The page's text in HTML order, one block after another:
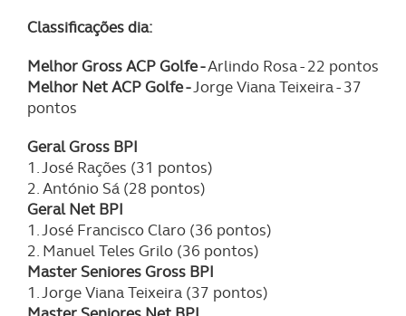
Classificações dia:
Melhor Gross ACP Golfe -Arlindo Rosa - 22 pontos
Melhor Net ACP Golfe -Jorge Viana Teixeira - 37
pontos
Geral Gross BPI
1. José Rações (31 pontos)
2. António Sá (28 pontos)
Geral Net BPI
1. José Francisco Claro (36 pontos)
2. Manuel Teles Grilo (36 pontos)
Master Seniores Gross BPI
1. Jorge Viana Teixeira (37 pontos)